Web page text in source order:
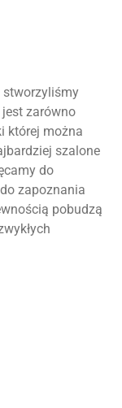
stworzyliśmy
zarówno
której można
szalone
do
zapoznania
pobudzą